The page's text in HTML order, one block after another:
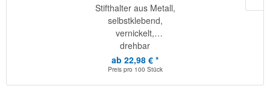
Stifthalter aus Metall,
selbstklebend,
vernickelt,
drehbar
ab 22,98 € *
Preis pro 100 Stück